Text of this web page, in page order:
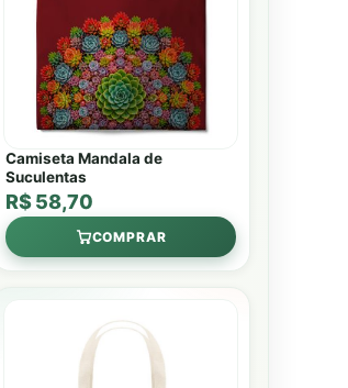
Camiseta Mandala de
Suculentas
R$ 58,70
COMPRAR